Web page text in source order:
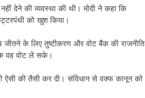
देने की व्यवस्था की थी। मोदी ने कहा कि
को खुश किया।
के लिए तुष्टीकरण और वोट बैंक की राजनीति
वह वोट ले सके।
की तैसी कर दी। संविधान से वक्फ कानून को